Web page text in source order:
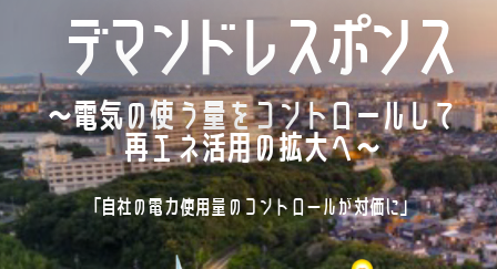
開発一体型ソリューション
創エネ
Green化
More
削減計画策定
デマンドレスポンス
導入事例
デマンドレスポンス
～電気の使う量をコントロールして
再エネ活用の拡大へ～
「自社の電力使用量のコントロールが対価に」